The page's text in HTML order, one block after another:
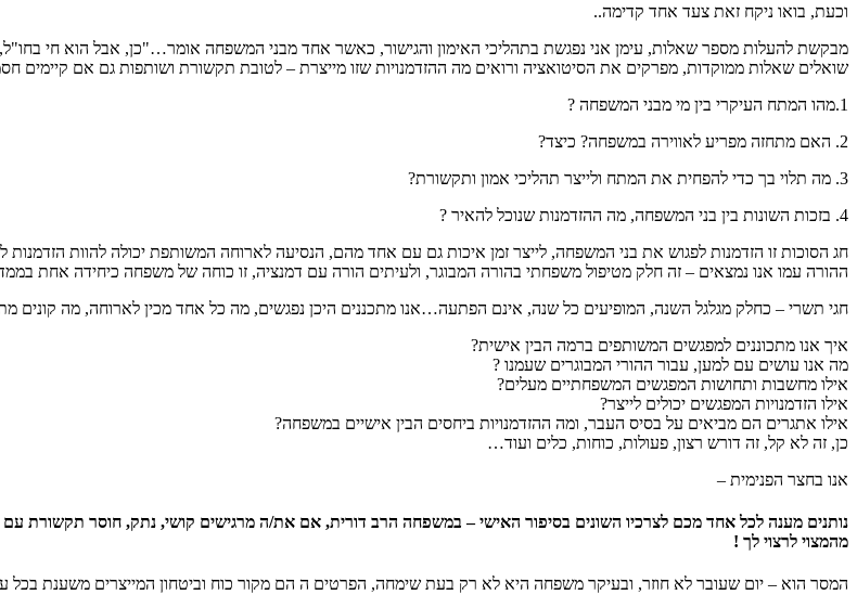
וכעת, בואו ניקח זאת צעד אחד קדימה..
מבקשת להעלות מספר שאלות, עימן אני נפגשת בתהליכי האימון והגישור, כאשר אחד מבני המשפחה אומר…"כן, אבל הוא חי בחו"ל,
שואלים שאלות ממוקדות, מפרקים את הסיטואציה ורואים מה ההזדמנויות שזו מייצרת – לטובת תקשורת ושותפות גם אם קיימים
1.מהו המתח העיקרי בין מי מבני המשפחה ?
2. האם מתחזה מפריע לאווירה במשפחה? כיצד?
3. מה תלוי בך כדי להפחית את המתח ולייצר תהליכי אמון ותקשורת?
4. בזכות השונות בין בני המשפחה, מה ההזדמנות שנוכל להאיר ?
חג הסוכות זו הזדמנות לפגוש את בני המשפחה, לייצר זמן איכות גם עם אחד מהם, הנסיעה לארוחה המשותפת יכולה להוות
ההורה עמו אנו נמצאים – זה חלק מטיפול משפחתי בהורה המבוגר, ולעיתים הורה עם דמנציה, זו כוחה של משפחה כיחידה אחת
חגי תשרי – כחלק מגלגל השנה, המופיעים כל שנה, אינם הפתעה…אנו מתכננים היכן נפגשים, מה כל אחד מכין לארוחה, מה קונים
איך אנו מתכוננים למפגשים המשותפים ברמה הבין אישית?
מה אנו עושים עם למען, עבור ההורי המבוגרים שעמנו ?
אילו מחשבות ותחושות המפגשים המשפחתיים מעלים?
אילו הזדמנויות המפגשים יכולים לייצר?
אילו אתגרים הם מביאים על בסיס העבר, ומה ההזדמנויות ביחסים הבין אישיים במשפחה?
כן, זה לא קל, זה דורש רצון, פעולות, כוחות, כלים ועוד…
אנו בחצר הפנימית –
נותנים מענה לכל אחד מכם לצרכיו השונים בסיפור האישי – במשפחה הרב דורית, אם את/ה מרגישים קושי, נתק, חוסר תקשורת
מהמצוי לרצוי לך !
המסר הוא – יום שעובר לא חוזר, ובעיקר משפחה היא לא רק בעת שימחה, הפרטים ה הם מקור כוח וביטחון המייצרים משענת